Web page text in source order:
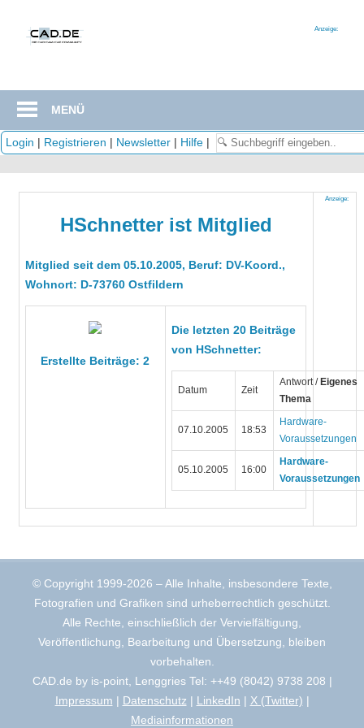
Anzeige:
MENÜ
Login | Registrieren | Newsletter | Hilfe |
HSchnetter ist Mitglied
Mitglied seit dem 05.10.2005, Beruf: DV-Koord.,
Wohnort: D-73760 Ostfildern
Erstellte Beiträge: 2
Die letzten 20 Beiträge
von HSchnetter:
Datum Zeit
Antwort /Eigenes
Thema
07.10.2005 18:53
Hardware-
Voraussetzungen
05.10.2005 16:00
Hardware-
Voraussetzungen
Anzeige:
© Copyright 1999-2026 – Alle Inhalte, insbesondere Texte,
Fotografien und Grafiken sind urheberrechtlich geschützt.
Alle Rechte, einschließlich der Vervielfältigung,
Veröffentlichung, Bearbeitung und Übersetzung, bleiben
vorbehalten.
CAD.de by is-point, Lenggries Tel: ++49 (8042) 9738 208 |
Impressum | Datenschutz | LinkedIn | X (Twitter) |
Mediainformationen